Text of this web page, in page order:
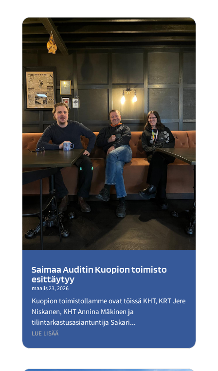
Saimaa Auditin Kuopion toimisto
esittäytyy
maalis 23, 2026
Kuopion toimistollamme ovat töissä KHT, KRT Jere
Niskanen, KHT Annina Mäkinen ja
tilintarkastusasiantuntija Sakari...
LUE LISÄÄ